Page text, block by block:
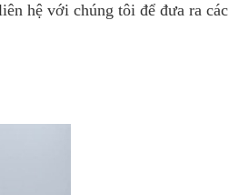
hệ với chúng tôi để đưa ra các